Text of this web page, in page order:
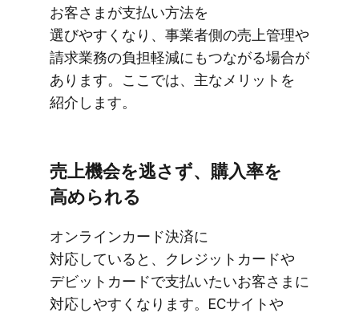
お客さまが​支払い方​法を​
選びやすくなり、​事業者側の​売上管理や​
請求業務の​負担軽減に​もつながる​場合が​
あります。​ここでは、​主な​メリットを​
紹介します。
売上機会を​逃さず、​購入率を​
高められる
オンラインカード決済に​
対応していると、​クレジットカードや​
デビットカードで​支払いたい​お客さまに​
対応しやすくなります。​ECサイトや​